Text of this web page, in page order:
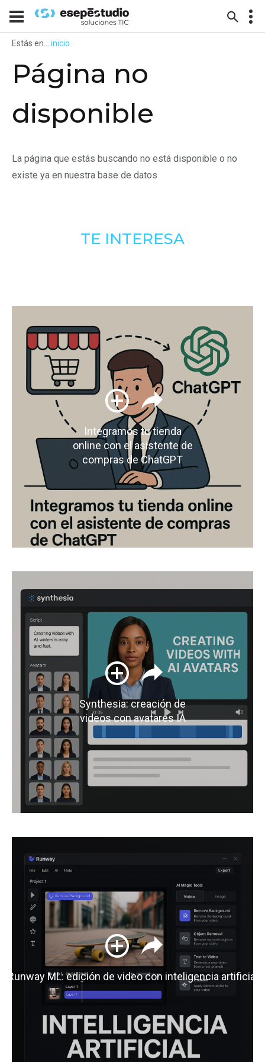
Estás en... inicio
Página no
disponible
La página que estás buscando no está disponible o no
existe ya en nuestra base de datos
TE INTERESA
Integramos tu tienda
online con el asistente de
compras de ChatGPT
Synthesia: creación de
videos con avatares IA
Runway ML: edición de video con inteligencia artificial